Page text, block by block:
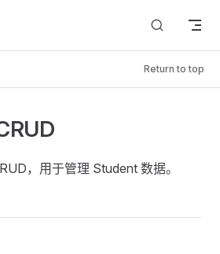
Return to top
，用于管理 Student 数据。